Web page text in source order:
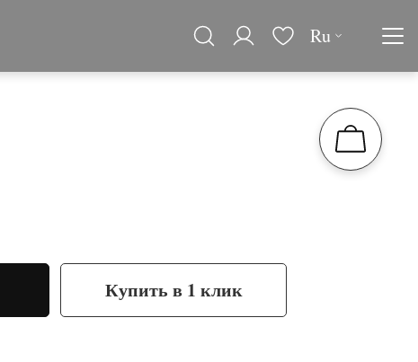
Ru
Купить в 1 клик